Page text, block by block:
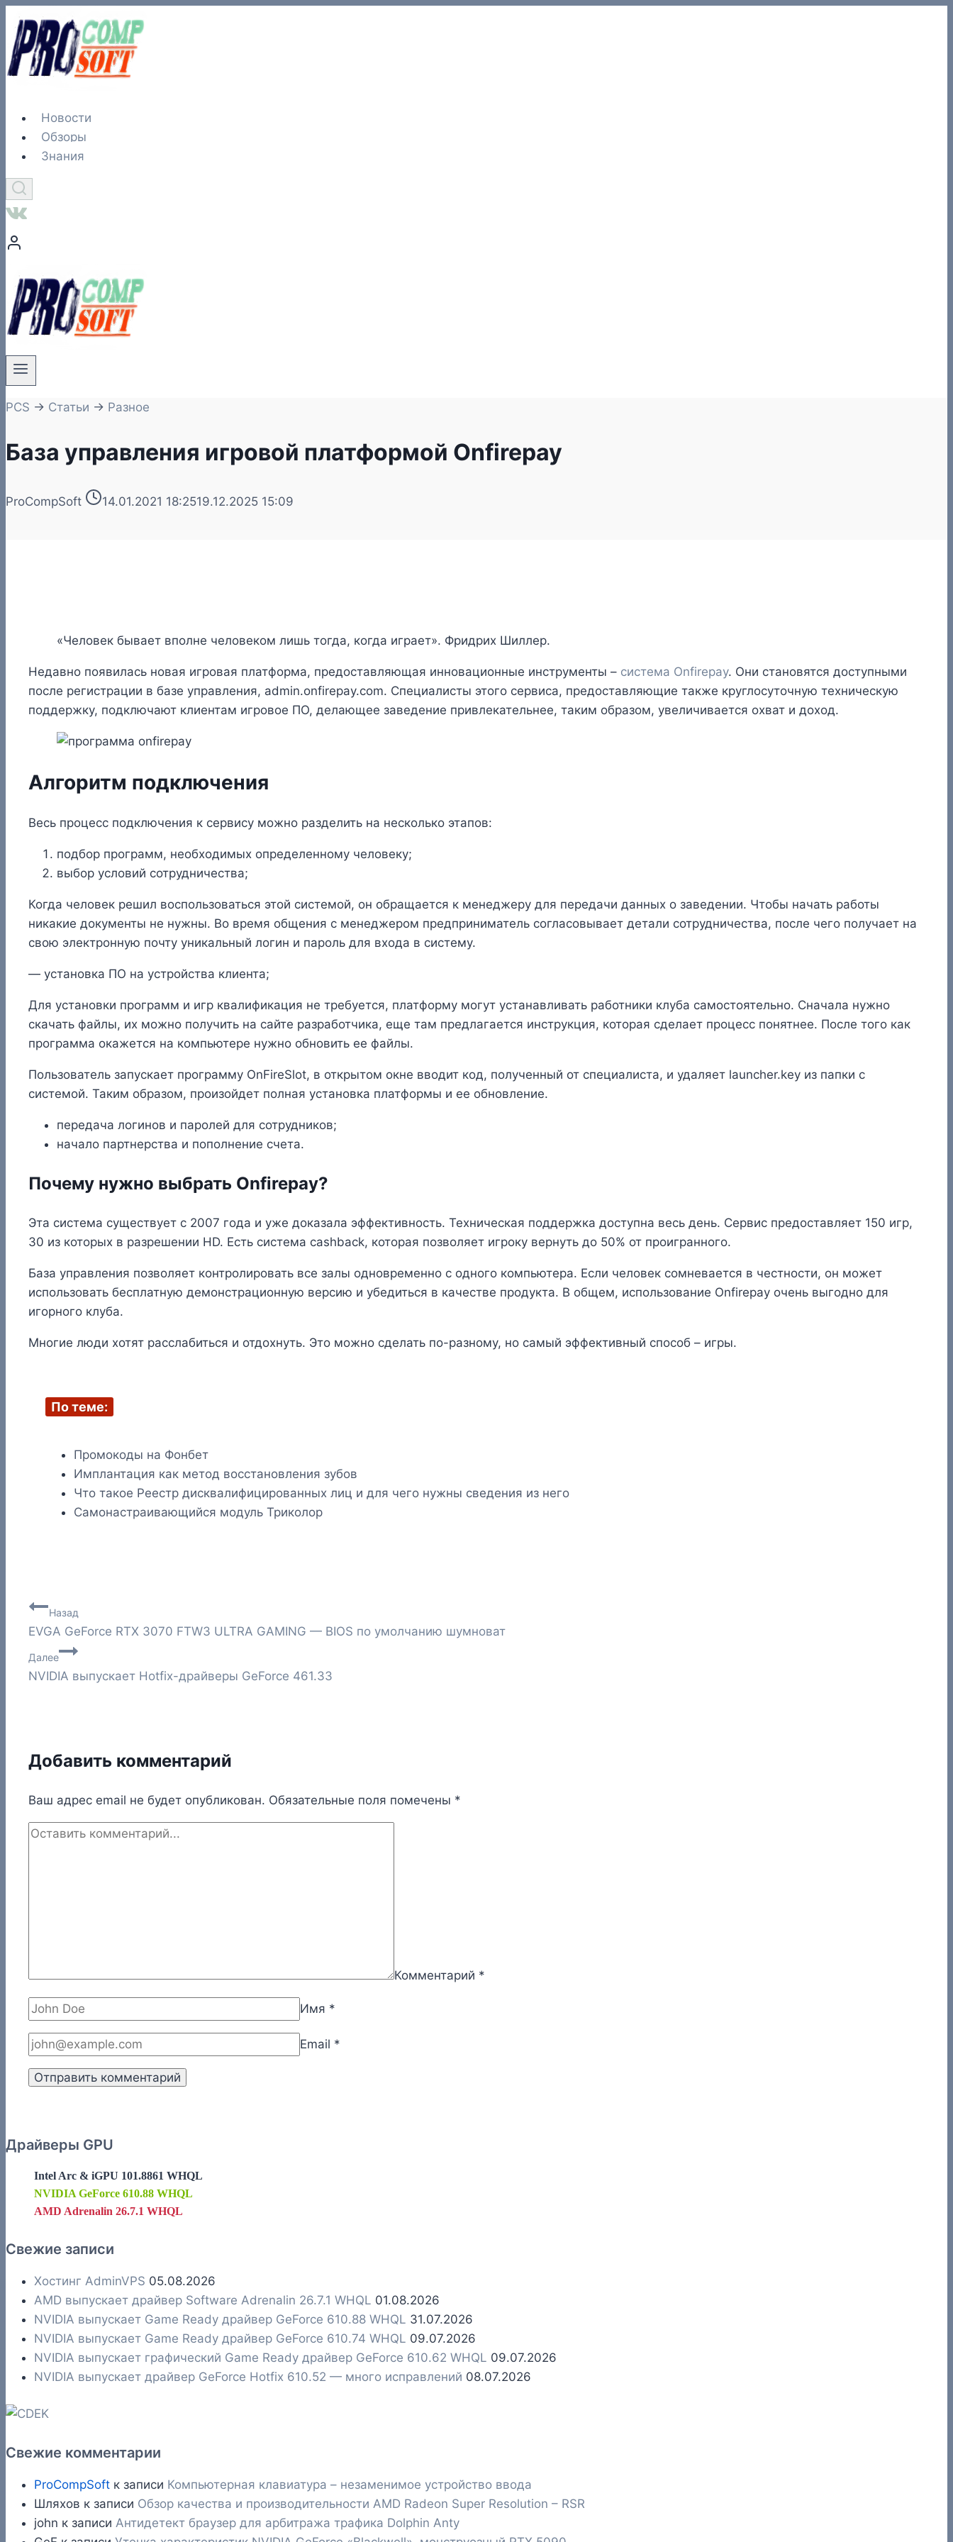
Перейти
содержимому
Новости
Обзоры
Знания
PCS → Статьи → Разное
База управления игровой платформой Onfirepay
ProCompSoft 14.01.2021 18:2519.12.2025 15:09
«Человек бывает вполне человеком лишь тогда, когда играет». Фридрих Шиллер.
Недавно появилась новая игровая платформа, предоставляющая инновационные инструменты – система Onfirepay. Они становятся доступными
после регистрации в базе управления, admin.onfirepay.com. Специалисты этого сервиса, предоставляющие также круглосуточную техническую
поддержку, подключают клиентам игровое ПО, делающее заведение привлекательнее, таким образом, увеличивается охват и доход.
Алгоритм подключения
Весь процесс подключения к сервису можно разделить на несколько этапов:
подбор программ, необходимых определенному человеку;
выбор условий сотрудничества;
Когда человек решил воспользоваться этой системой, он обращается к менеджеру для передачи данных о заведении. Чтобы начать работы
никакие документы не нужны. Во время общения с менеджером предприниматель согласовывает детали сотрудничества, после чего получает на
свою электронную почту уникальный логин и пароль для входа в систему.
— установка ПО на устройства клиента;
Для установки программ и игр квалификация не требуется, платформу могут устанавливать работники клуба самостоятельно. Сначала нужно
скачать файлы, их можно получить на сайте разработчика, еще там предлагается инструкция, которая сделает процесс понятнее. После того как
программа окажется на компьютере нужно обновить ее файлы.
Пользователь запускает программу OnFireSlot, в открытом окне вводит код, полученный от специалиста, и удаляет launcher.key из папки с
системой. Таким образом, произойдет полная установка платформы и ее обновление.
передача логинов и паролей для сотрудников;
начало партнерства и пополнение счета.
Почему нужно выбрать Onfirepay?
Эта система существует с 2007 года и уже доказала эффективность. Техническая поддержка доступна весь день. Сервис предоставляет 150 игр,
30 из которых в разрешении HD. Есть система cashback, которая позволяет игроку вернуть до 50% от проигранного.
База управления позволяет контролировать все залы одновременно с одного компьютера. Если человек сомневается в честности, он может
использовать бесплатную демонстрационную версию и убедиться в качестве продукта. В общем, использование Onfirepay очень выгодно для
игорного клуба.
Многие люди хотят расслабиться и отдохнуть. Это можно сделать по-разному, но самый эффективный способ – игры.
По теме:
Промокоды на Фонбет
Имплантация как метод восстановления зубов
Что такое Реестр дисквалифицированных лиц и для чего нужны сведения из него
Самонастраивающийся модуль Триколор
Навигация
по
записям
Назад
EVGA GeForce RTX 3070 FTW3 ULTRA GAMING — BIOS по умолчанию шумноват
Далее
NVIDIA выпускает Hotfix-драйверы GeForce 461.33
Добавить комментарий
Ваш адрес email не будет опубликован. Обязательные поля помечены *
Комментарий *
Имя *
Email *
Драйверы GPU
Intel Arc & iGPU 101.8861 WHQL
NVIDIA GeForce 610.88 WHQL
AMD Adrenalin 26.7.1 WHQL
Свежие записи
Хостинг AdminVPS 05.08.2026
AMD выпускает драйвер Software Adrenalin 26.7.1 WHQL 01.08.2026
NVIDIA выпускает Game Ready драйвер GeForce 610.88 WHQL 31.07.2026
NVIDIA выпускает Game Ready драйвер GeForce 610.74 WHQL 09.07.2026
NVIDIA выпускает графический Game Ready драйвер GeForce 610.62 WHQL 09.07.2026
NVIDIA выпускает драйвер GeForce Hotfix 610.52 — много исправлений 08.07.2026
Свежие комментарии
ProCompSoft к записи Компьютерная клавиатура – незаменимое устройство ввода
Шляхов к записи Обзор качества и производительности AMD Radeon Super Resolution – RSR
john к записи Антидетект браузер для арбитража трафика Dolphin Anty